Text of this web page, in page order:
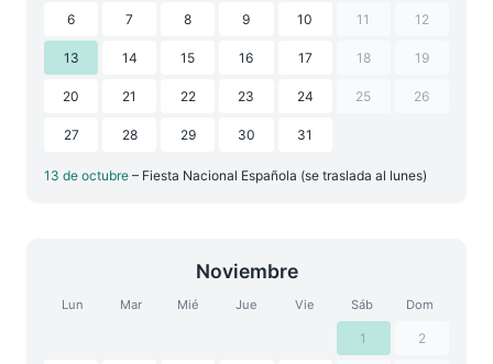
6 7 8 9 10 11 12
13 14 15 16 17 18 19
20 21 22 23 24 25 26
27 28 29 30 31
13 de octubre – Fiesta Nacional Española (se traslada al lunes)
Noviembre
Lun Mar Mié Jue Vie Sáb Dom
1 2